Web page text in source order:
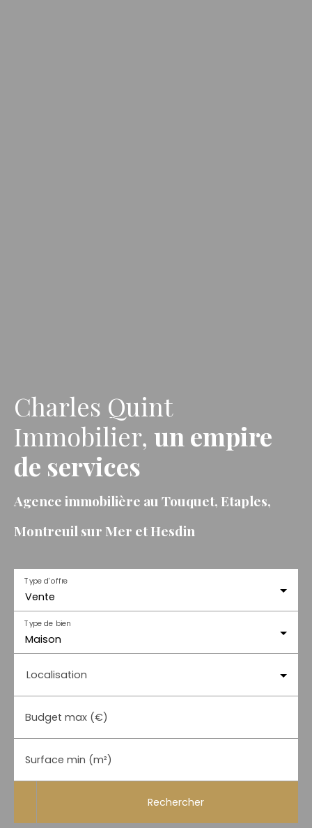
Charles Quint
Immobilier, un empire
de services
Agence immobilière au Touquet, Etaples,
Montreuil sur Mer et Hesdin
Vente
Type d'offre
Maison
Type de bien
Localisation
Budget max (€)
Surface min (m²)
Rechercher